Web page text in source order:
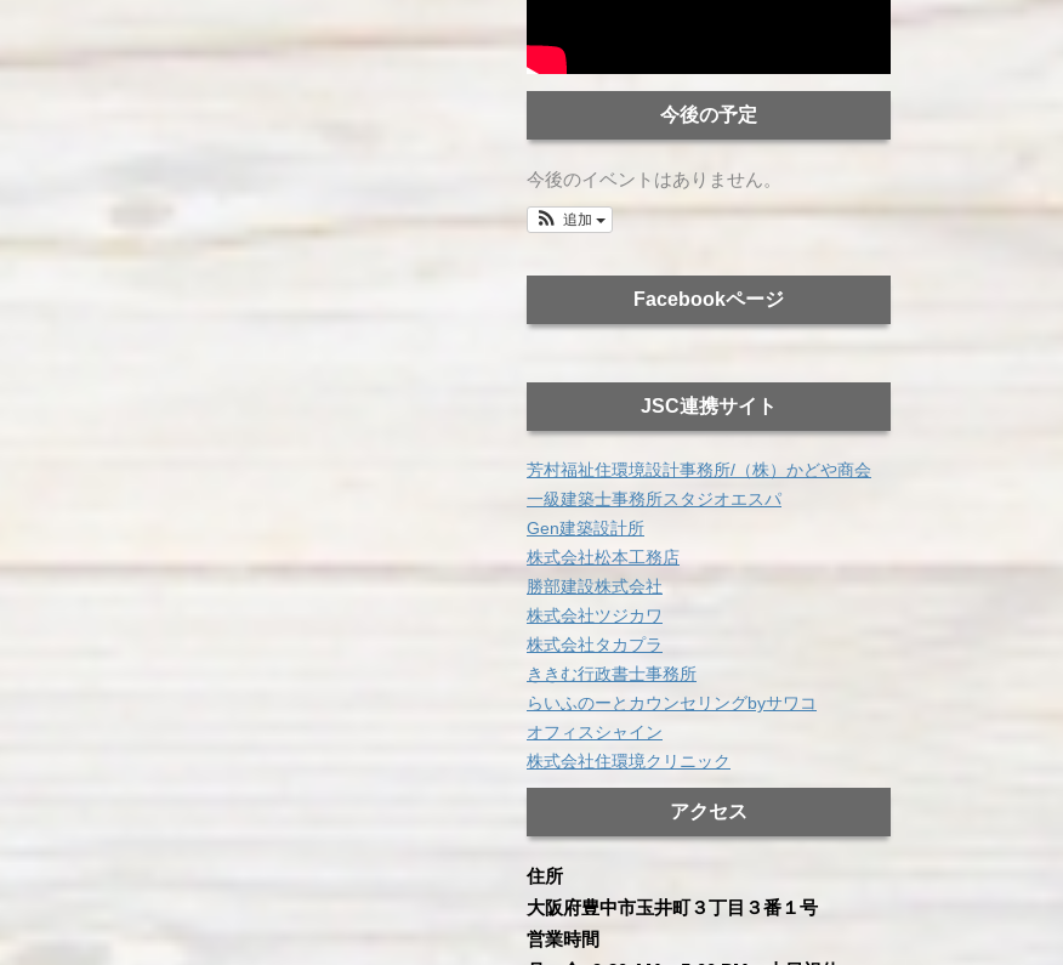
今後の予定
今後のイベントはありません。
追加
Facebookページ
JSC連携サイト
芳村福祉住環境設計事務所/（株）かどや商会
一級建築士事務所スタジオエスパ
Gen建築設計所
株式会社松本工務店
勝部建設株式会社
株式会社ツジカワ
株式会社タカプラ
ききむ行政書士事務所
らいふのーとカウンセリングbyサワコ
オフィスシャイン
株式会社住環境クリニック
アクセス
住所
大阪府豊中市玉井町３丁目３番１号
営業時間